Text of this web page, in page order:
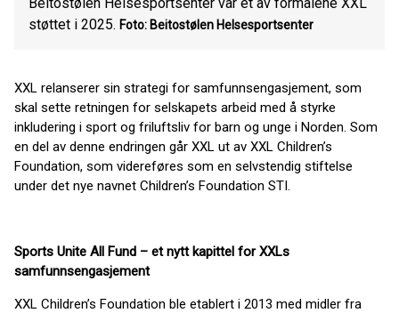
støttet i 2025. Foto: Beitostølen Helsesportsenter
XXL relanserer sin strategi for samfunnsengasjement, som
skal sette retningen for selskapets arbeid med å styrke
inkludering i sport og friluftsliv for barn og unge i Norden. Som
en del av denne endringen går XXL ut av XXL Children’s
Foundation, som videreføres som en selvstendig stiftelse
under det nye navnet Children’s Foundation STI.
Sports Unite All Fund – et nytt kapittel for XXLs
samfunnsengasjement
XXL Children’s Foundation ble etablert i 2013 med midler fra